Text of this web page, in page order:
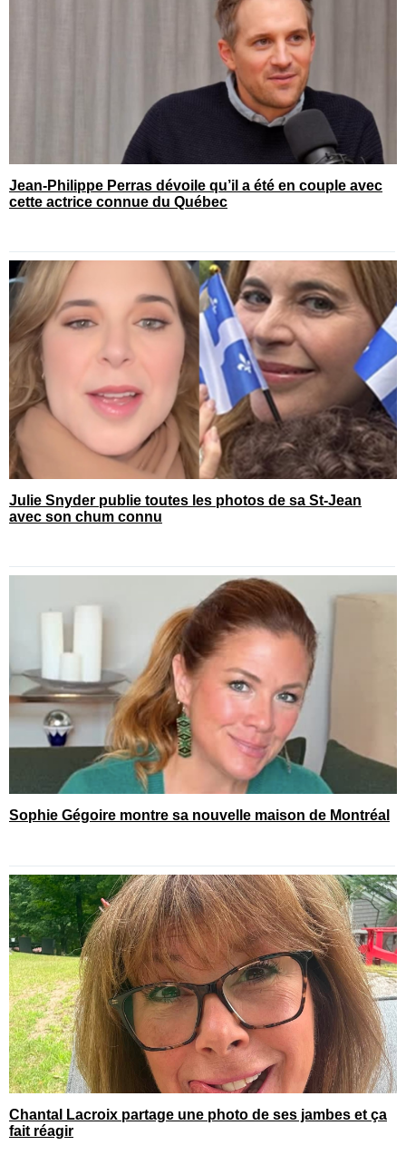
Jean-Philippe Perras dévoile qu’il a été en couple avec
cette actrice connue du Québec
Julie Snyder publie toutes les photos de sa St-Jean
avec son chum connu
Sophie Gégoire montre sa nouvelle maison de Montréal
Chantal Lacroix partage une photo de ses jambes et ça
fait réagir